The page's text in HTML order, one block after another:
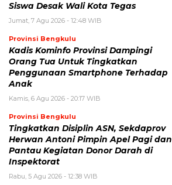
Siswa Desak Wali Kota Tegas
Jumat, 7 Agu 2026 - 12:48 WIB
Provinsi Bengkulu
Kadis Kominfo Provinsi Dampingi
Orang Tua Untuk Tingkatkan
Penggunaan Smartphone Terhadap
Anak
Kamis, 6 Agu 2026 - 20:17 WIB
Provinsi Bengkulu
Tingkatkan Disiplin ASN, Sekdaprov
Herwan Antoni Pimpin Apel Pagi dan
Pantau Kegiatan Donor Darah di
Inspektorat
Rabu, 5 Agu 2026 - 12:38 WIB